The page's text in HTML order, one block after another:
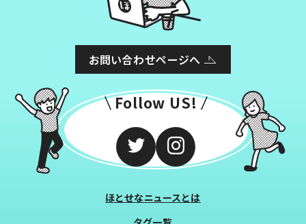
お問い合わせページへ
Follow US!
ほとせなニュースとは